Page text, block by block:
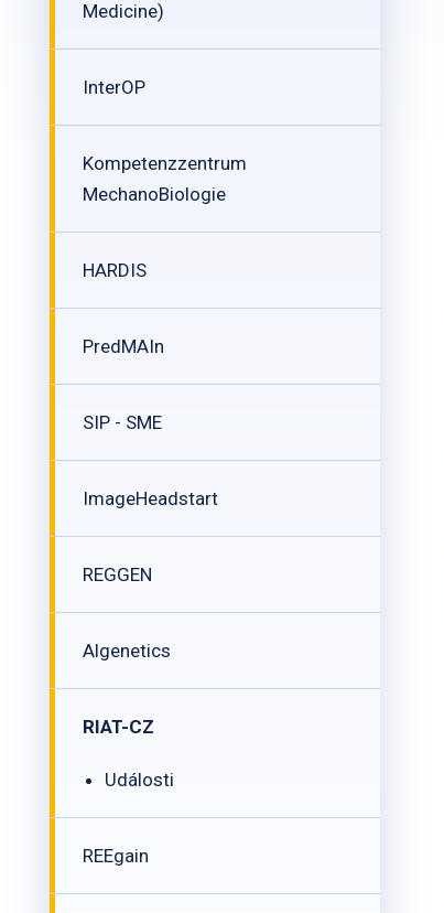
Medicine)
InterOP
Kompetenzzentrum
MechanoBiologie
HARDIS
PredMAIn
SIP - SME
ImageHeadstart
REGGEN
Algenetics
RIAT-CZ
Události
REEgain